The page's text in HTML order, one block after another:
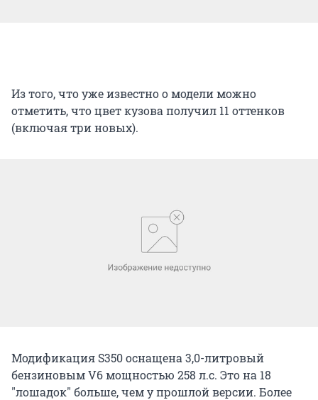
Из того, что уже известно о модели можно
отметить, что цвет кузова получил 11 оттенков
(включая три новых).
Модификация S350 оснащена 3,0-литровый
бензиновым V6 мощностью 258 л.с. Это на 18
"лошадок" больше, чем у прошлой версии. Более